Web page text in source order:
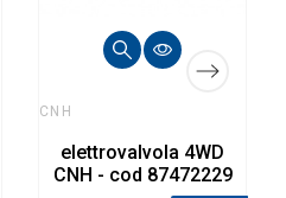
CNH
elettrovalvola 4WD
CNH - cod 87472229